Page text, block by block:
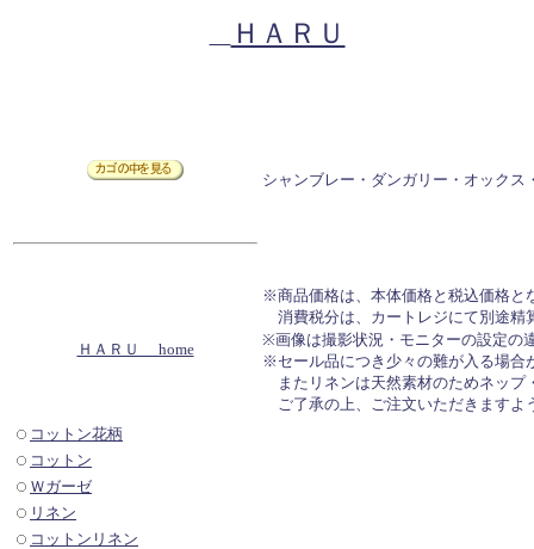
ＨＡＲＵ
シャンブレー・ダンガリー・オックス
ＨＡＲＵ home
※商品価格は、本体価格と税込価格と
消費税分は、カートレジにて別途精
※画像は撮影状況・モニターの設定の
※セール品につき少々の難が入る場合
またリネンは天然素材のためネップ
ご了承の上、ご注文いただきますよ
コットン花柄
コットン
Ｗガーゼ
リネン
コットンリネン